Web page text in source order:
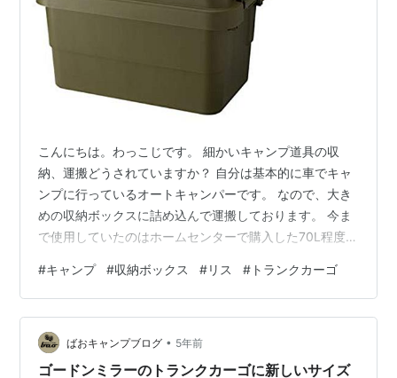
こんにちは。わっこじです。 細かいキャンプ道具の収
納、運搬どうされていますか？ 自分は基本的に車でキャ
ンプに行っているオートキャンパーです。 なので、大き
めの収納ボックスに詰め込んで運搬しております。 今ま
で使用していたのはホームセンターで購入した70L程度の
に入れたい細かい荷物が収まらなくなってきた ②大きく
て車への積載時に積載方法が限られてしまう ③グリーン
系の色でサイトを整えたくなっている という理由で買い
換えました。 買い換えたのは、 リスの50Lトランクカー
ゴ（スタッキング可）です。 色はグリーン。 2個購入し
#キャンプ #収納ボックス #リス # トランクカーゴ
ばおキャンプブログ • 5年前
ゴードンミラーのトランクカーゴに新しいサイズ